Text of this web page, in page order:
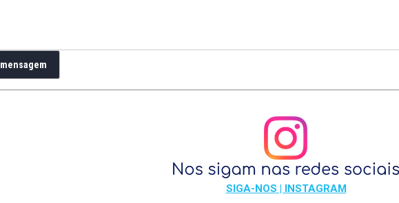
SIGA-NOS | INSTAGRAM